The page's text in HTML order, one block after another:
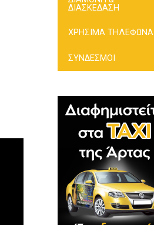
ΔΙΑΣΚΕΔΑΣΗ
ΧΡΗΣΙΜΑ ΤΗΛΕΦΩΝΑ
ΣΥΝΔΕΣΜΟΙ